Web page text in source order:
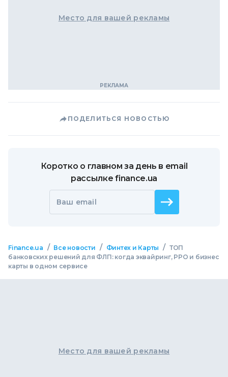
Место для вашей рекламы
ПОДЕЛИТЬСЯ НОВОСТЬЮ
Коротко о главном за день в email
рассылке finance.ua
Ваш email
Finance.ua / Все новости / Финтех и Карты / ТОП
банковских решений для ФЛП: когда эквайринг, РРО и бизнес
карты в одном сервисе
Место для вашей рекламы